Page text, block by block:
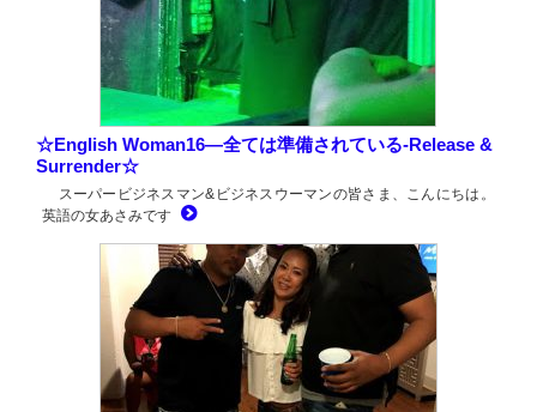
☆English Woman16―全ては準備されている-Release &
Surrender☆
スーパービジネスマン&ビジネスウーマンの皆さま、こんにちは。
英語の女あさみです